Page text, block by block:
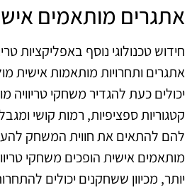
אתגרים מותאמים
חידוש טכנולוגי נוסף באפליקציות
אתגרים ותחרויות מותאמות אישית
יכולים כעת להגדיר משחקי טריוויה
קטגוריות ספציפיות, רמות קושי
להם להתאים את חווית המשחק
מותאמים אישית הופכים משחקי
יותר, מכיוון ששחקנים יכולים